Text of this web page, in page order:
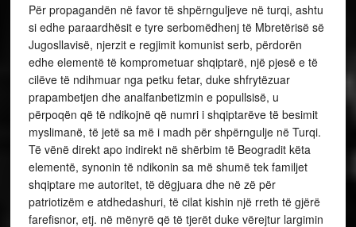
Për propagandën në favor të shpërnguljeve në turqi, ashtu
si edhe paraardhësit e tyre serbomëdhenj të Mbretërisë së
Jugosllavisë, njerzit e regjimit komunist serb, përdorën
edhe elementë të komprometuar shqiptarë, një pjesë e të
cilëve të ndihmuar nga petku fetar, duke shfrytëzuar
prapambetjen dhe analfanbetizmin e popullsisë, u
përpoqën që të ndikojnë që numri i shqiptarëve të besimit
myslimanë, të jetë sa më i madh për shpërngulje në Turqi.
Të vënë direkt apo indirekt në shërbim të Beogradit këta
elementë, synonin të ndikonin sa më shumë tek familjet
shqiptare me autoritet, të dëgjuara dhe në zë për
patriotizëm e atdhedashuri, të cilat kishin një rreth të gjërë
farefisnor, etj. në mënyrë që të tjerët duke vërejtur largimin